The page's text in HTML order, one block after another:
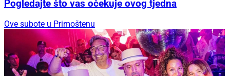
Pogledajte što vas očekuje ovog tjedna
Ove subote u Primoštenu